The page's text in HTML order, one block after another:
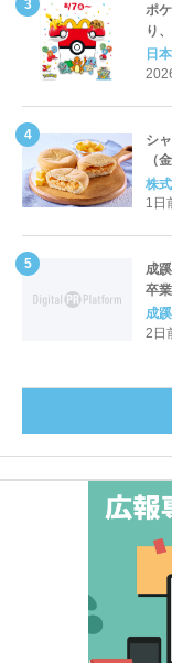
ポ
り
定
日
シ
（
株
1日
成
卒
全
成
2日